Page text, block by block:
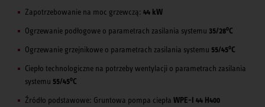
Zapotrzebowanie na moc grzewczą: 44 kW
Ogrzewanie podłogowe o parametrach zasilania systemu 35/28oC
Ogrzewanie grzejnikowe o parametrach zasilania systemu 55/45oC
Ciepło technologiczne na potrzeby wentylacji o parametrach zasilania
systemu 55/45oC
Źródło podstawowe: Gruntowa pompa ciepła WPE-I 44 H400